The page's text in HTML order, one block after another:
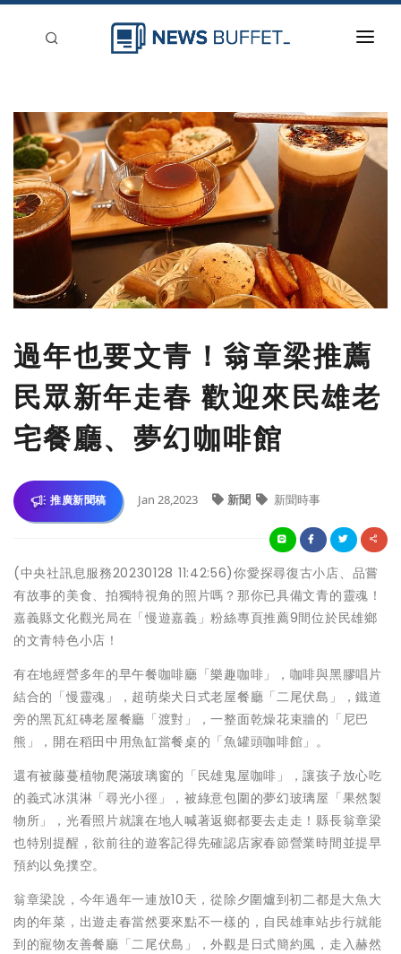
新聞稿分類
登入
刊登
過年也要文青！翁章梁推薦
民眾新年走春 歡迎來民雄老
宅餐廳、夢幻咖啡館
推廣新聞稿 Jan 28,2023 新聞 新聞時事
(中央社訊息服務20230128 11:42:56)你愛探尋復古小店、品嘗
有故事的美食、拍獨特視角的照片嗎？那你已具備文青的靈魂！
嘉義縣文化觀光局在「慢遊嘉義」粉絲專頁推薦9間位於民雄鄉
的文青特色小店！
有在地經營多年的早午餐咖啡廳「樂趣咖啡」，咖啡與黑膠唱片
結合的「慢靈魂」，超萌柴犬日式老屋餐廳「二尾伏島」，鐵道
旁的黑瓦紅磚老屋餐廳「渡對」，一整面乾燥花束牆的「尼巴
熊」，開在稻田中用魚缸當餐桌的「魚罐頭咖啡館」。
還有被藤蔓植物爬滿玻璃窗的「民雄鬼屋咖啡」，讓孩子放心吃
的義式冰淇淋「尋光小徑」，被綠意包圍的夢幻玻璃屋「果然製
物所」，光看照片就讓在地人喊著返鄉都要去走走！縣長翁章梁
也特別提醒，欲前往的遊客記得先確認店家春節營業時間並提早
預約以免撲空。
翁章梁說，今年過年一連放10天，從除夕圍爐到初二都是大魚大
肉的年菜，出遊走春當然要來點不一樣的，自民雄車站步行就能
到的寵物友善餐廳「二尾伏島」，外觀是日式簡約風，走入赫然